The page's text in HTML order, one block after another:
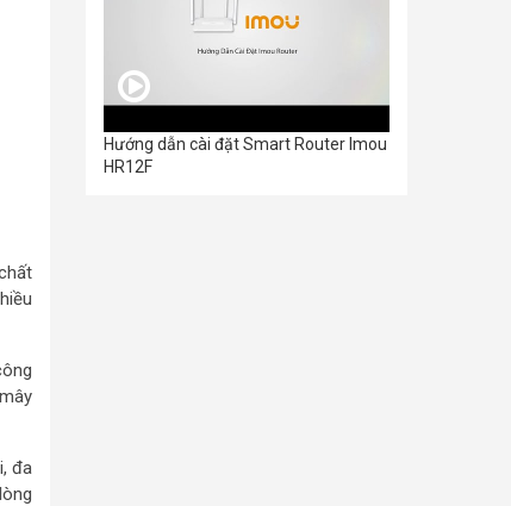
đa
Hướng dẫn cài đặt Smart Router Imou
HR12F